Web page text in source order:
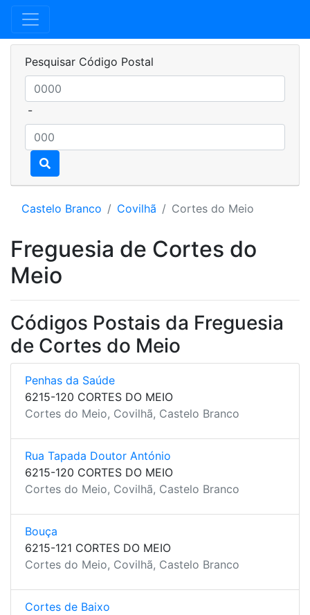
Pesquisar Código Postal
-
Castelo Branco Covilhã Cortes do Meio
Freguesia de Cortes do
Meio
Códigos Postais da Freguesia
de Cortes do Meio
Penhas da Saúde
6215-120 CORTES DO MEIO
Cortes do Meio, Covilhã, Castelo Branco
Rua Tapada Doutor António
6215-120 CORTES DO MEIO
Cortes do Meio, Covilhã, Castelo Branco
Bouça
6215-121 CORTES DO MEIO
Cortes do Meio, Covilhã, Castelo Branco
Cortes de Baixo